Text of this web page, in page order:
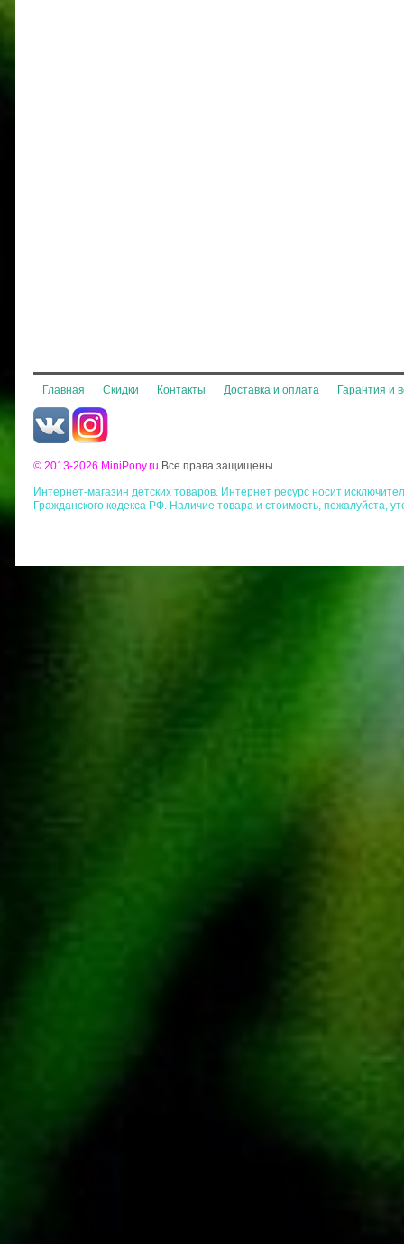
Главная Скидки Контакты Доставка и оплата Гарантия и
© 2013-2026 MiniPony.ru Все права защищены
Интернет-магазин детских товаров. Интернет ресурс носит
Гражданского кодекса РФ. Наличие товара и стоимость, пожалуйста,